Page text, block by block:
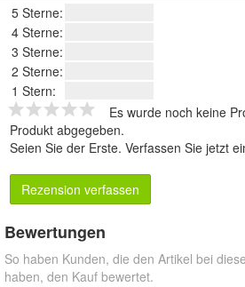
5 Sterne:
4 Sterne:
3 Sterne:
2 Sterne:
1 Stern:
Es wurde noch keine
Produkt abgegeben.
Seien Sie der Erste. Verfassen Sie jetzt
Rezension verfassen
Bewertungen
So haben Kunden, die den Artikel bei
haben, den Kauf bewertet.